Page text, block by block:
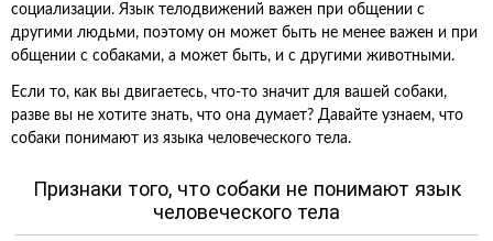
социализации. Язык телодвижений важен при общении с
другими людьми, поэтому он может быть не менее важен и при
общении с собаками, а может быть, и с другими животными.
Если то, как вы двигаетесь, что-то значит для вашей собаки,
разве вы не хотите знать, что она думает? Давайте узнаем, что
собаки понимают из языка человеческого тела.
Признаки того, что собаки не понимают язык
человеческого тела